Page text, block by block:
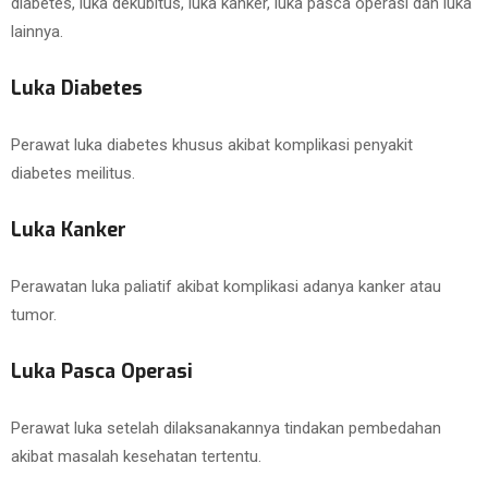
lainnya.
Luka Diabetes
Perawat luka diabetes khusus akibat komplikasi penyakit
diabetes meilitus.
Luka Kanker
Perawatan luka paliatif akibat komplikasi adanya kanker atau
tumor.
Luka Pasca Operasi
Perawat luka setelah dilaksanakannya tindakan pembedahan
akibat masalah kesehatan tertentu.